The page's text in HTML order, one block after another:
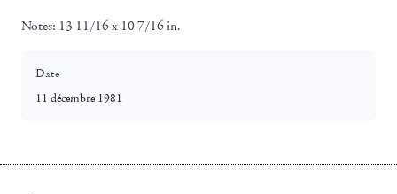
Notes: 13 11/16 x 10 7/16 in.
Date
11 décembre 1981